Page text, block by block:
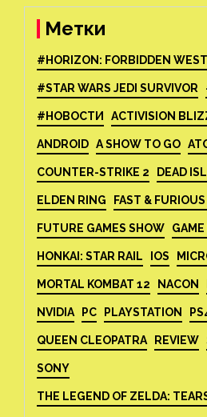
Метки
#HORIZON: FORBIDDEN WEST
#STAR WARS JEDI SURVIVOR
#НОВОСТИ ACTIVISION
ANDROID A SHOW TO GO
COUNTER-STRIKE 2 DEAD
ELDEN RING FAST &
FUTURE GAMES SHOW GAME
HONKAI: STAR RAIL IOS
MORTAL KOMBAT 12 NACON
NVIDIA PC PLAYSTATION
QUEEN CLEOPATRA REVIEW
SONY
THE LEGEND OF ZELDA: